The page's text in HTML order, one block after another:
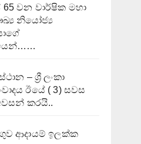
වන වාර්ෂික මහා
නියෝජ්‍ය
– ශ්‍රී ලංකා
ඊයේ ( 3) සවස
කරයි..
ආදායම් ඉලක්ක